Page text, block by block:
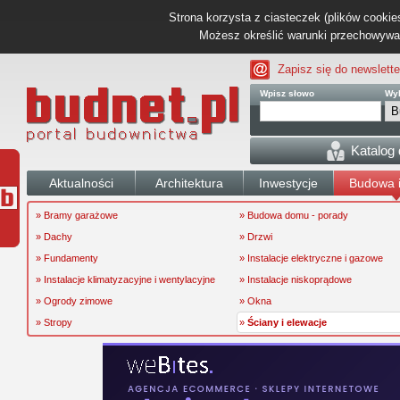
Strona korzysta z ciasteczek (plików
Możesz określić warunki
Zapisz się do
Wpisz słowo
Katalog
Aktualności Architektura Inwestycje Budowa
» Bramy garażowe
» Budowa domu - porady
» Dachy
» Drzwi
» Fundamenty
» Instalacje elektryczne i gazowe
» Instalacje klimatyzacyjne i wentylacyjne
» Instalacje niskoprądowe
» Ogrody zimowe
» Okna
» Stropy
» Ściany i elewacje